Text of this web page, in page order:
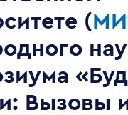
(
Вызовы